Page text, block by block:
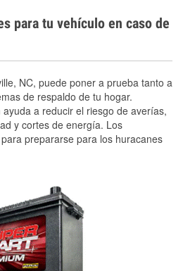
para tu vehículo en caso de
NC, puede poner a prueba tanto a
de respaldo de tu hogar.
a reducir el riesgo de averías,
y cortes de energía. Los
prepararse para los huracanes